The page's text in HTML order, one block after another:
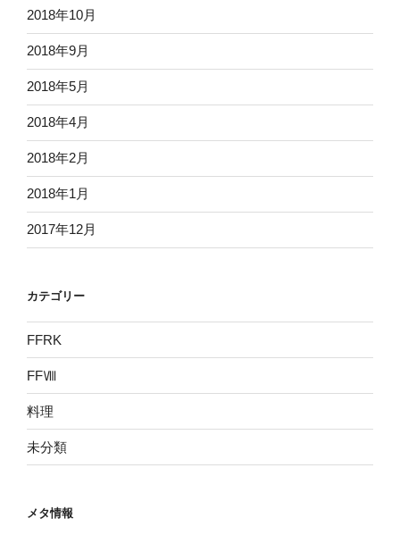
2018年10月
2018年9月
2018年5月
2018年4月
2018年2月
2018年1月
2017年12月
カテゴリー
FFRK
FFⅧ
料理
未分類
メタ情報